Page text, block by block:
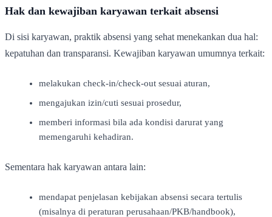
Hak dan kewajiban karyawan terkait absensi
Di sisi karyawan, praktik absensi yang sehat menekankan dua hal:
kepatuhan dan transparansi. Kewajiban karyawan umumnya terkait:
melakukan check-in/check-out sesuai aturan,
mengajukan izin/cuti sesuai prosedur,
memberi informasi bila ada kondisi darurat yang
memengaruhi kehadiran.
Sementara hak karyawan antara lain:
mendapat penjelasan kebijakan absensi secara tertulis
(misalnya di peraturan perusahaan/PKB/handbook),